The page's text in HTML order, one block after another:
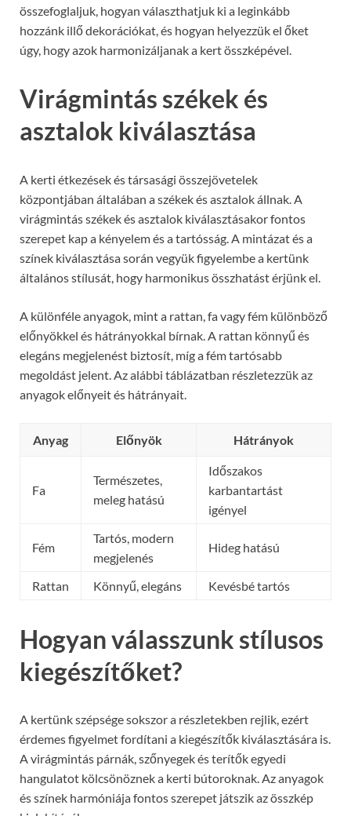
összefoglaljuk, hogyan választhatjuk ki a leginkább
hozzánk illő dekorációkat, és hogyan helyezzük el őket
úgy, hogy azok harmonizáljanak a kert összképével.
Virágmintás székek és
asztalok kiválasztása
A kerti étkezések és társasági összejövetelek
központjában általában a székek és asztalok állnak. A
virágmintás székek és asztalok kiválasztásakor fontos
szerepet kap a kényelem és a tartósság. A mintázat és a
színek kiválasztása során vegyük figyelembe a kertünk
általános stílusát, hogy harmonikus összhatást érjünk el.
A különféle anyagok, mint a rattan, fa vagy fém különböző
előnyökkel és hátrányokkal bírnak. A rattan könnyű és
elegáns megjelenést biztosít, míg a fém tartósabb
megoldást jelent. Az alábbi táblázatban részletezzük az
anyagok előnyeit és hátrányait.
Anyag Előnyök Hátrányok
Fa
Természetes,
meleg hatású
Időszakos
karbantartást
igényel
Fém
Tartós, modern
megjelenés
Hideg hatású
Rattan Könnyű, elegáns Kevésbé tartós
Hogyan válasszunk stílusos
kiegészítőket?
A kertünk szépsége sokszor a részletekben rejlik, ezért
érdemes figyelmet fordítani a kiegészítők kiválasztására is.
A virágmintás párnák, szőnyegek és terítők egyedi
hangulatot kölcsönöznek a kerti bútoroknak. Az anyagok
és színek harmóniája fontos szerepet játszik az összkép